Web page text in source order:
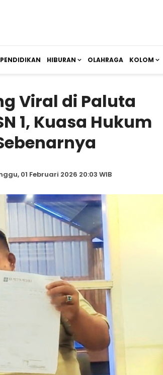
PENDIDIKAN HIBURAN OLAHRAGA KOLOM
Viral di Paluta
1, Kuasa Hukum
01 Februari 2026 20:03 WIB